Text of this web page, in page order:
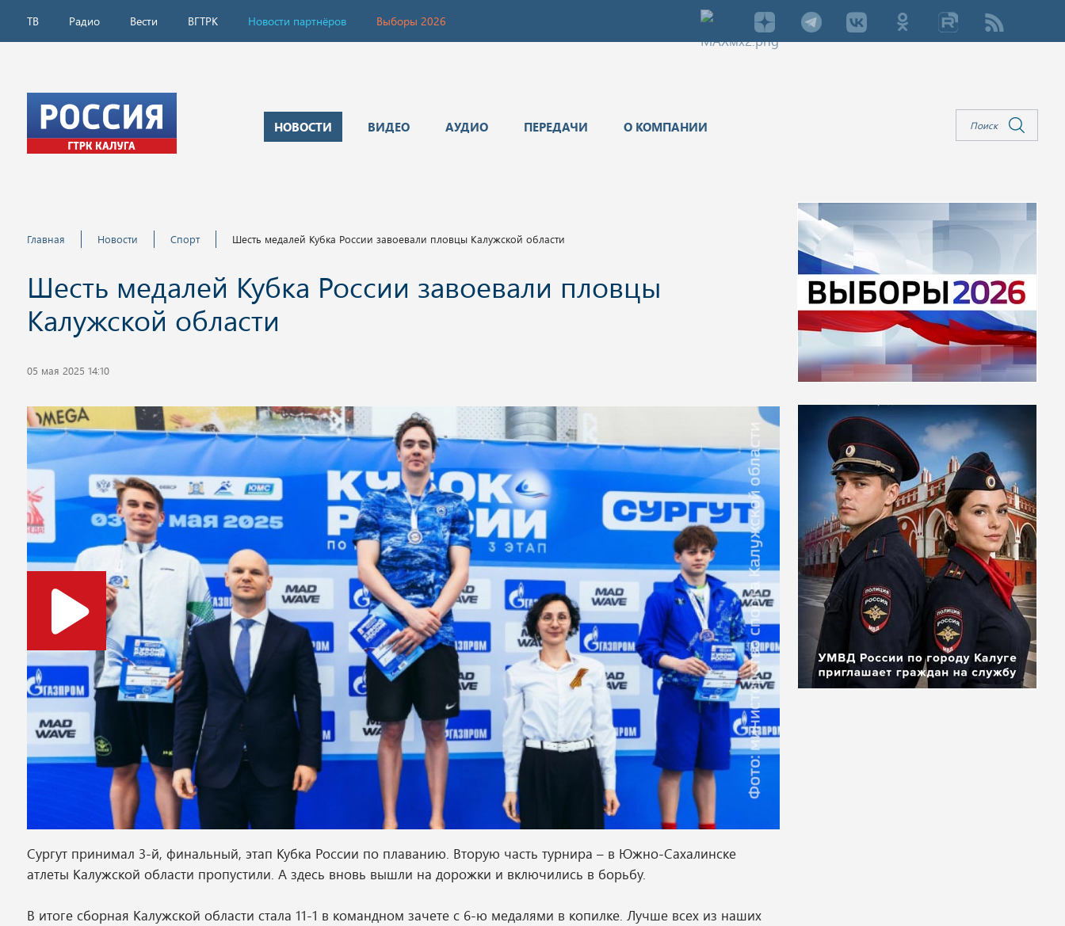
ТВ Радио Вести ВГТРК Новости партнёров Выборы 2026
НОВОСТИ ВИДЕО АУДИО ПЕРЕДАЧИ О КОМПАНИИ
Главная Новости Спорт Шесть медалей Кубка России завоевали пловцы Калужской области
Шесть медалей Кубка России завоевали пловцы
Калужской области
05 мая 2025 14:10
Сургут принимал 3-й, финальный, этап Кубка России по плаванию. Вторую часть турнира – в Южно-Сахалинске
атлеты Калужской области пропустили. А здесь вновь вышли на дорожки и включились в борьбу.
В итоге сборная Калужской области стала 11-1 в командном зачете с 6-ю медалями в копилке. Лучше всех из наших